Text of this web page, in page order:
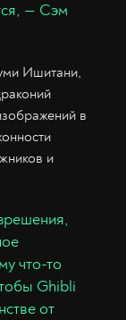
— Сэм
Ишитани,
в
и
что-то
Ghibli
от